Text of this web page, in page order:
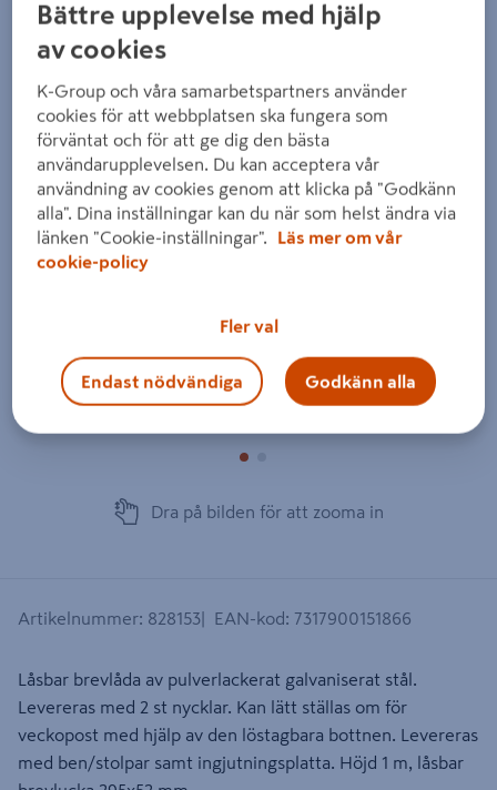
Föregående
Dra på bilden för att zooma in
Artikelnummer: 828153 EAN-kod: 7317900151866
Låsbar brevlåda av pulverlackerat galvaniserat stål.
Levereras med 2 st nycklar. Kan lätt ställas om för
veckopost med hjälp av den löstagbara bottnen. Levereras
med ben/stolpar samt ingjutningsplatta. Höjd 1 m, låsbar
Bättre upplevelse med hjälp
av cookies
K-Group och våra samarbetspartners använder
cookies för att webbplatsen ska fungera som
förväntat och för att ge dig den bästa
användarupplevelsen. Du kan acceptera vår
användning av cookies genom att klicka på "Godkänn
alla". Dina inställningar kan du när som helst ändra via
länken "Cookie-inställningar".
Läs mer om vår
cookie-policy
Fler val
Endast nödvändiga Godkänn alla